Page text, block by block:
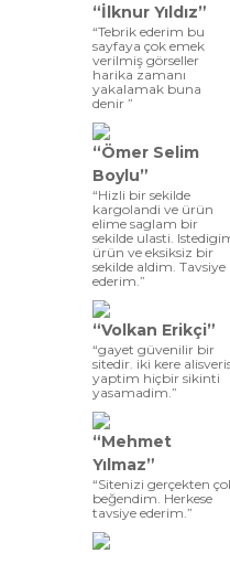
“İlknur Yıldız”
“Tebrik ederim bu
sayfaya çok emek
verilmiş görseller
harika zamanı
yakalamak buna
denir ”
“Ömer Selim
Boylu”
“Hizli bir sekilde
kargolandi ve ürün
elime saglam bir
sekilde ulasti.
ürün ve eksiksiz bir
sekilde aldim. Tavsiye
ederim.”
“Volkan Erikçi”
“gayet güvenilir bir
sitedir. iki kere
yaptim hiçbir sikinti
yasamadim.”
“Mehmet
Yılmaz”
“Sitenizi gerçekten
beğendim. Herkese
tavsiye ederim.”